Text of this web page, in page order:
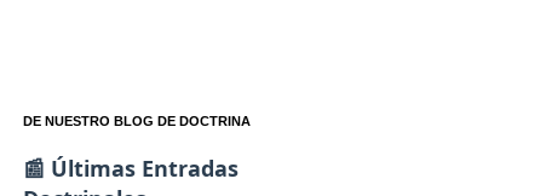
DE NUESTRO BLOG DE DOCTRINA
📰 Últimas Entradas